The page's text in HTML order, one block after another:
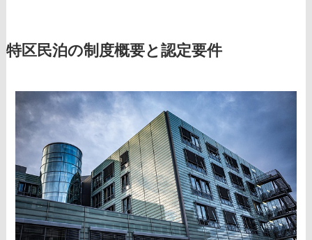
特区民泊の制度概要と認定要件